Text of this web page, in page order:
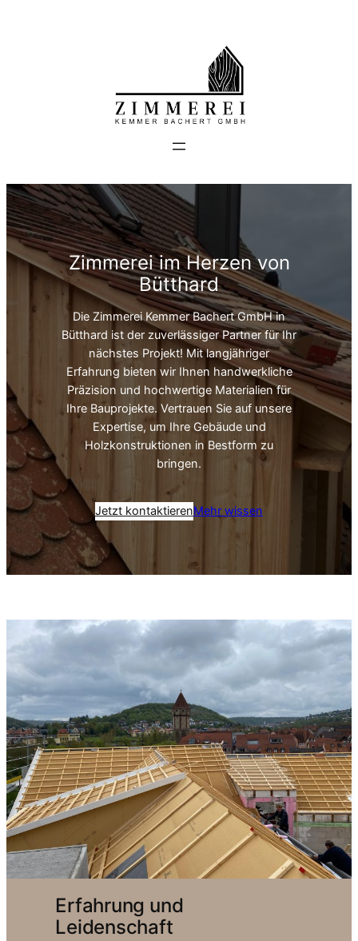
Zimmerei im Herzen von
Bütthard
Die Zimmerei Kemmer Bachert GmbH in
Bütthard ist der zuverlässiger Partner für Ihr
nächstes Projekt! Mit langjähriger
Erfahrung bieten wir Ihnen handwerkliche
Präzision und hochwertige Materialien für
Ihre Bauprojekte. Vertrauen Sie auf unsere
Expertise, um Ihre Gebäude und
Holzkonstruktionen in Bestform zu
bringen.
Jetzt kontaktierenMehr wissen
Erfahrung und
Leidenschaft